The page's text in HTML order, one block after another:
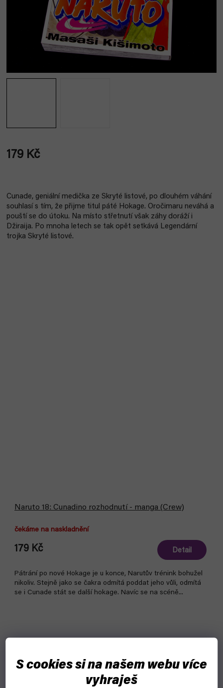
S cookies si na našem webu více
vyhraješ
179 Kč
Cunade, geniální medička ze Skryté listové, po dlouhém váhání
souhlasí s tím, že přijme titul páté Hokage. Oročimaru neváhá a
pouští se do útoku. Na místo střetnutí však záhy doráží i
Džiraija. Po mnoha letech se tak opět setkává Legendární
trojka Skryté listové.
Naruto 18: Cunadino rozhodnutí - manga (Crew)
čekáme na naskladnění
179 Kč Detail
Pátrání po nové Hokage je u konce, Narutův trénink bohužel
nikoliv. Stejně jako se čakra odmítá poddat jeho vůli, odmítá
se i Cunade stát se další hokage. Navíc se na scéně...